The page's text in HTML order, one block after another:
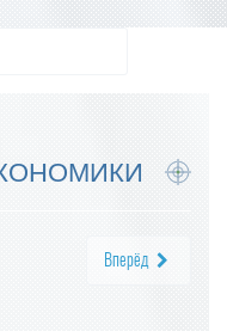
Вперёд